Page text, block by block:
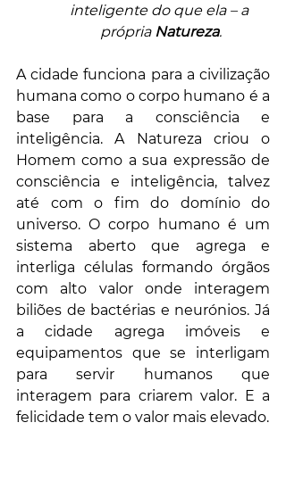
inteligente do que ela – a
própria Natureza.
A cidade funciona para a civilização
humana como o corpo humano é a
base para a consciência e
inteligência. A Natureza criou o
Homem como a sua expressão de
consciência e inteligência, talvez
até com o fim do domínio do
universo. O corpo humano é um
sistema aberto que agrega e
interliga células formando órgãos
com alto valor onde interagem
biliões de bactérias e neurónios. Já
a cidade agrega imóveis e
equipamentos que se interligam
para servir humanos que
interagem para criarem valor. E a